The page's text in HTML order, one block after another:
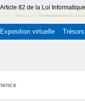
82 de la Loi
Exposition virtuelle